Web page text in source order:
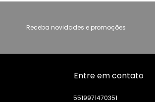
Receba novidades e promoções
Entre em contato
5519971470351